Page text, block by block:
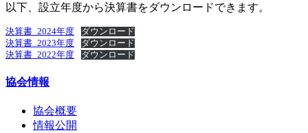
以下、設立年度から決算書をダウンロードできます。
決算書_2024年度
ダウンロード
決算書_2023年度
ダウンロード
決算書_2022年度
ダウンロード
協会情報
協会概要
情報公開